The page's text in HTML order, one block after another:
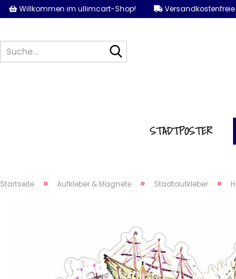
Willkommen im ullimcart-Shop! Versandkostenfreie
STADTPOSTER
Startseite » Aufkleber & Magnete » Stadtaufkleber »